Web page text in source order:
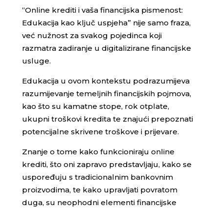
“Online krediti i vaša financijska pismenost:
Edukacija kao ključ uspjeha” nije samo fraza,
već nužnost za svakog pojedinca koji
razmatra zadiranje u digitalizirane financijske
usluge.
Edukacija u ovom kontekstu podrazumijeva
razumijevanje temeljnih financijskih pojmova,
kao što su kamatne stope, rok otplate,
ukupni troškovi kredita te znajući prepoznati
potencijalne skrivene troškove i prijevare.
Znanje o tome kako funkcioniraju online
krediti, što oni zapravo predstavljaju, kako se
uspoređuju s tradicionalnim bankovnim
proizvodima, te kako upravljati povratom
duga, su neophodni elementi financijske